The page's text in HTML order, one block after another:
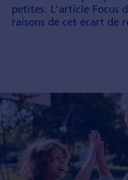
petites. L'article Focus
raisons de cet écart de